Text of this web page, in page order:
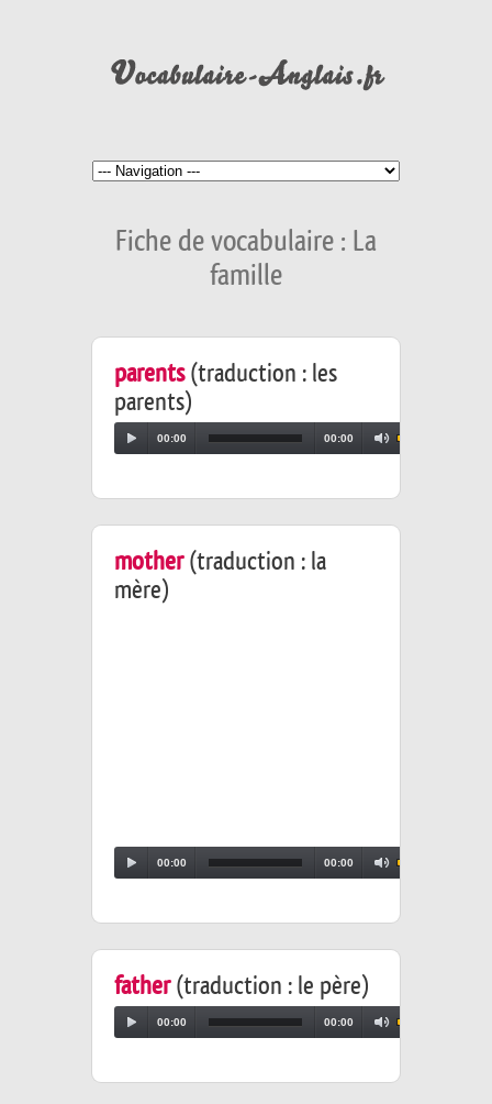
Fiche de vocabulaire : La
famille
parents(traduction : les
parents)
00:00 00:00
mother(traduction : la
mère)
00:00 00:00
father(traduction : le père)
00:00 00:00